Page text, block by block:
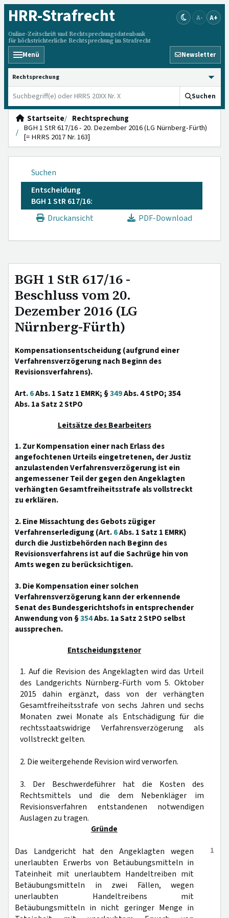
HRR-Strafrecht
Online-Zeitschrift und Rechtsprechungsdatenbank
für höchstrichterliche Rechtsprechung im Strafrecht
A- A+
Menü Newsletter
HRRS durchsuchen
Suchen
Startseite
Rechtsprechung
BGH 1 StR 617/16 - 20. Dezember 2016 (LG Nürnberg-Fürth)
[= HRRS 2017 Nr. 163]
Suchen
Entscheidung
BGH 1 StR 617/16:
Druckansicht
PDF-Download
BGH 1 StR 617/16 -
Beschluss vom 20.
Dezember 2016 (LG
Nürnberg-Fürth)
Kompensationsentscheidung (aufgrund einer
Verfahrensverzögerung nach Beginn des
Revisionsverfahrens).
Art.6Abs. 1 Satz 1 EMRK; §349Abs. 4 StPO; 354
Abs. 1a Satz 2 StPO
Leitsätze des Bearbeiters
1. Zur Kompensation einer nach Erlass des
angefochtenen Urteils eingetretenen, der Justiz
anzulastenden Verfahrensverzögerung ist ein
angemessener Teil der gegen den Angeklagten
verhängten Gesamtfreiheitsstrafe als vollstreckt
zu erklären.
2. Eine Missachtung des Gebots zügiger
Verfahrenserledigung (Art.6Abs. 1 Satz 1 EMRK)
durch die Justizbehörden nach Beginn des
Revisionsverfahrens ist auf die Sachrüge hin von
Amts wegen zu berücksichtigen.
3. Die Kompensation einer solchen
Verfahrensverzögerung kann der erkennende
Senat des Bundesgerichtshofs in entsprechender
Anwendung von §354Abs. 1a Satz 2 StPO selbst
aussprechen.
Entscheidungstenor
1. Auf die Revision des Angeklagten wird das Urteil
des Landgerichts Nürnberg-Fürth vom 5. Oktober
2015 dahin ergänzt, dass von der verhängten
Gesamtfreiheitsstrafe von sechs Jahren und sechs
Monaten zwei Monate als Entschädigung für die
rechtsstaatswidrige Verfahrensverzögerung als
vollstreckt gelten.
2. Die weitergehende Revision wird verworfen.
3. Der Beschwerdeführer hat die Kosten des
Rechtsmittels und die dem Nebenkläger im
Revisionsverfahren entstandenen notwendigen
Auslagen zu tragen.
Gründe
1
Das Landgericht hat den Angeklagten wegen
unerlaubten Erwerbs von Betäubungsmitteln in
Tateinheit mit unerlaubtem Handeltreiben mit
Betäubungsmitteln in zwei Fällen, wegen
unerlaubten Handeltreibens mit
Betäubungsmitteln in nicht geringer Menge in